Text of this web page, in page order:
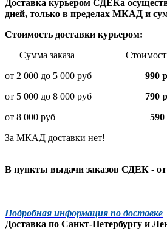
Доставка курьером СДЕКа
дней, только в пределах МКАД и
Стоимость доставки курьером:
Сумма заказа Стоимость
от 2 000 до 5 000 руб
990
от 5 000 до 8 000 руб 790
от 8 000 руб 590
За МКАД доставки нет!
В пункты выдачи заказов СДЕК - от
Подробная информация по доставке
Доставка по Санкт-Петербургу и